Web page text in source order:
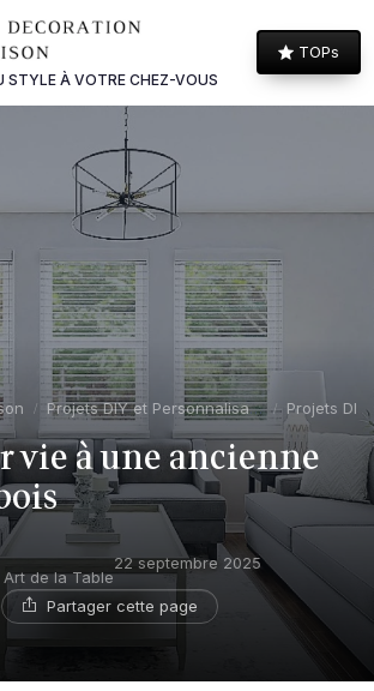
STYLE À VOTRE CHEZ-VOUS
TOPs
Projets DIY et Personnalisation Projets
vie à une ancienne
Art de la Table
22 septembre 2025
Partager cette page
des cookies